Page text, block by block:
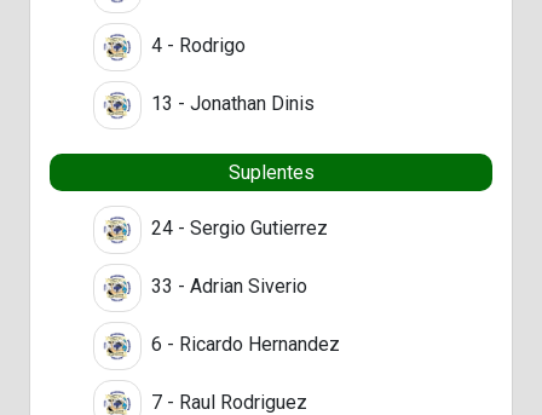
4 - Rodrigo
13 - Jonathan Dinis
Suplentes
24 - Sergio Gutierrez
33 - Adrian Siverio
6 - Ricardo Hernandez
7 - Raul Rodriguez